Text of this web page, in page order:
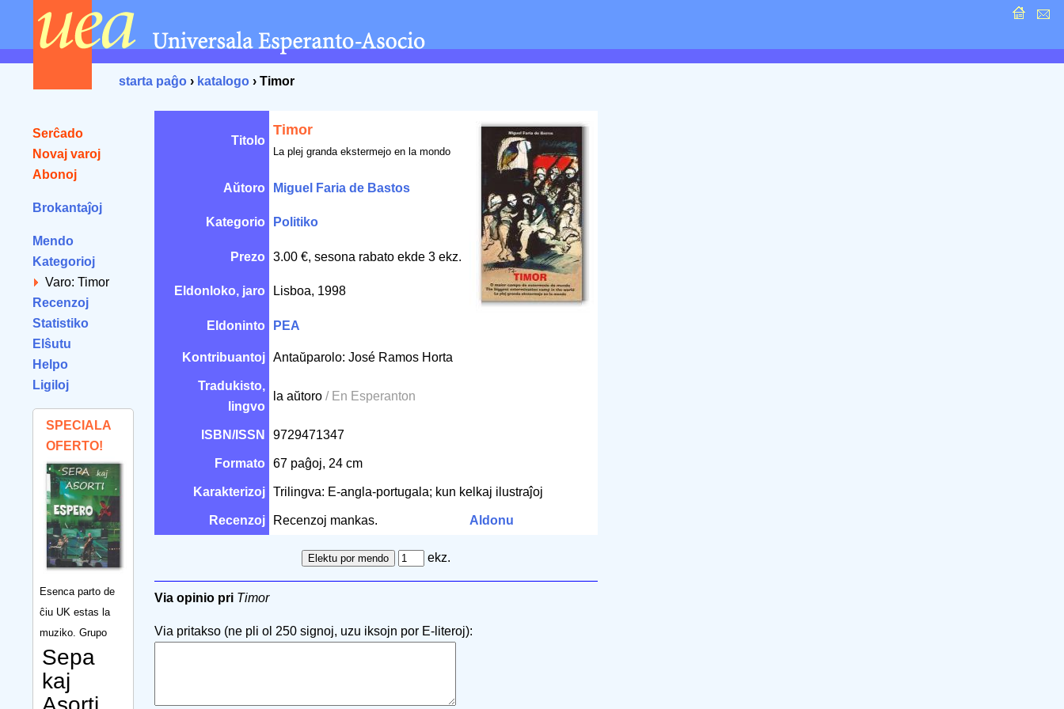
starta paĝo › katalogo › Timor
Serĉado
Novaj varoj
Abonoj
Brokantaĵoj
Mendo
Kategorioj
Varo: Timor
Recenzoj
Statistiko
Elŝutu
Helpo
Ligiloj
SPECIALA
OFERTO!
Esenca parto de
ĉiu UK estas la
muziko. Grupo
Sepa
kaj
Titolo
Timor
La plej granda ekstermejo en la mondo
Aŭtoro Miguel Faria de Bastos
Kategorio Politiko
Prezo 3.00 €, sesona rabato ekde 3 ekz.
Eldonloko, jaro Lisboa, 1998
Eldoninto PEA
Kontribuantoj Antaŭparolo: José Ramos Horta
Tradukisto,
lingvo
la aŭtoro / En Esperanton
ISBN/ISSN 9729471347
Formato 67 paĝoj, 24 cm
Karakterizoj Trilingva: E-angla-portugala; kun kelkaj ilustraĵoj
Recenzoj Recenzoj mankas. Aldonu
ekz.
Via opinio pri Timor
Via pritakso (ne pli ol 250 signoj, uzu iksojn por E-literoj):